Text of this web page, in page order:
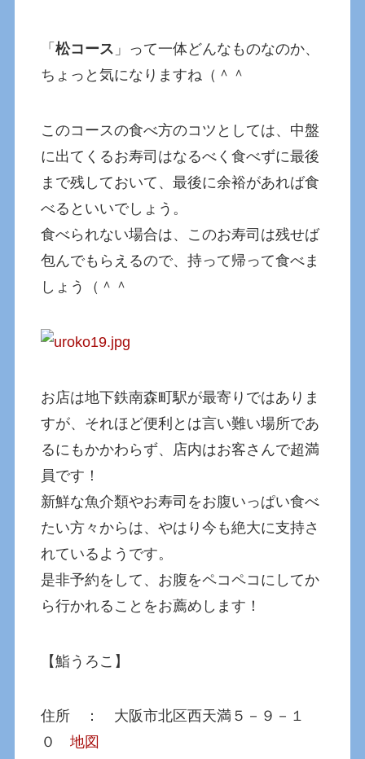
「松コース 」って一体どんなものなのか、
ちょっと気になりますね（＾＾
このコースの食べ方のコツとしては、中盤
に出てくるお寿司はなるべく食べずに最後
まで残しておいて、最後に余裕があれば食
べるといいでしょう。
食べられない場合は、このお寿司は残せば
包んでもらえるので、持って帰って食べま
しょう（＾＾
お店は地下鉄南森町駅が最寄りではありま
すが、それほど便利とは言い難い場所であ
るにもかかわらず、店内はお客さんで超満
員です！
新鮮な魚介類やお寿司をお腹いっぱい食べ
たい方々からは、やはり今も絶大に支持さ
れているようです。
是非予約をして、お腹をペコペコにしてか
ら行かれることをお薦めします！
【鮨うろこ】
住所 ： 大阪市北区西天満５－９－１
０地図